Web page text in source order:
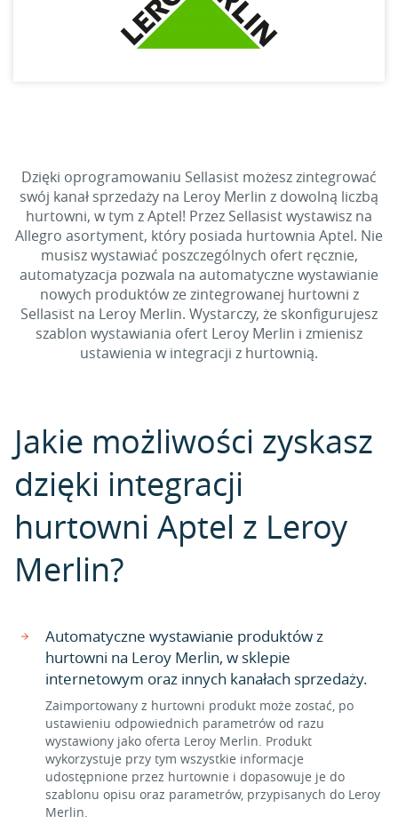
Dzięki oprogramowaniu Sellasist możesz zintegrować
swój kanał sprzedaży na Leroy Merlin z dowolną liczbą
hurtowni, w tym z Aptel! Przez Sellasist wystawisz na
Allegro asortyment, który posiada hurtownia Aptel. Nie
musisz wystawiać poszczególnych ofert ręcznie,
automatyzacja pozwala na automatyczne wystawianie
nowych produktów ze zintegrowanej hurtowni z
Sellasist na Leroy Merlin. Wystarczy, że skonfigurujesz
szablon wystawiania ofert Leroy Merlin i zmienisz
ustawienia w integracji z hurtownią.
Jakie możliwości zyskasz
dzięki integracji
hurtowni Aptel z Leroy
Merlin?
Automatyczne wystawianie produktów z
hurtowni na Leroy Merlin, w sklepie
internetowym oraz innych kanałach sprzedaży.
Zaimportowany z hurtowni produkt może zostać, po
ustawieniu odpowiednich parametrów od razu
wystawiony jako oferta Leroy Merlin. Produkt
wykorzystuje przy tym wszystkie informacje
udostępnione przez hurtownie i dopasowuje je do
szablonu opisu oraz parametrów, przypisanych do Leroy
Merlin.